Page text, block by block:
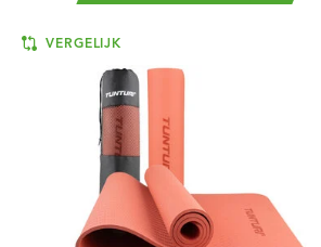
VERGELIJK